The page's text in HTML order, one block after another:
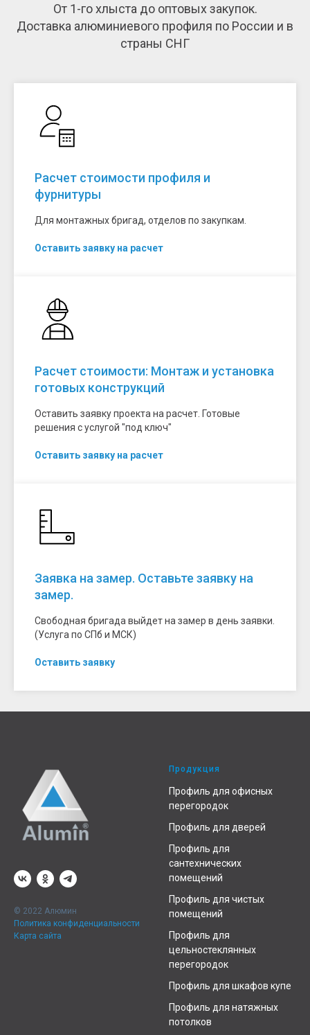
От 1-го хлыста до оптовых закупок.
Доставка алюминиевого профиля по России и в
страны СНГ
Расчет стоимости профиля и
фурнитуры
Для монтажных бригад, отделов по закупкам.
Оставить заявку на расчет
Расчет стоимости: Монтаж и установка
готовых конструкций
Оставить заявку проекта на расчет. Готовые
решения с услугой "под ключ"
Оставить заявку на расчет
Заявка на замер. Оставьте заявку на
замер.
Свободная бригада выйдет на замер в день заявки.
(Услуга по СПб и МСК)
Оставить заявку
© 2022 Алюмин
Политика конфиденциальности
Карта сайта
Продукция
Профиль для офисных
перегородок
Профиль для дверей
Профиль для
сантехнических
помещений
Профиль для чистых
помещений
Профиль для
цельностеклянных
перегородок
Профиль для шкафов купе
Профиль для натяжных
потолков